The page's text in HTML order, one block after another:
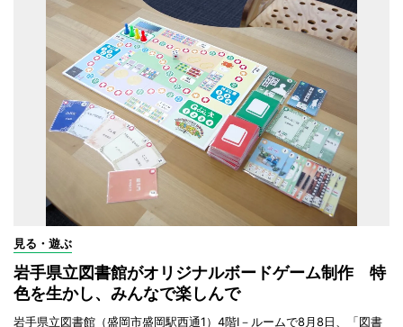
見る・遊ぶ
岩手県立図書館がオリジナルボードゲーム制作 特
色を生かし、みんなで楽しんで
岩手県立図書館（盛岡市盛岡駅西通1）4階I－ルームで8月8日、「図書